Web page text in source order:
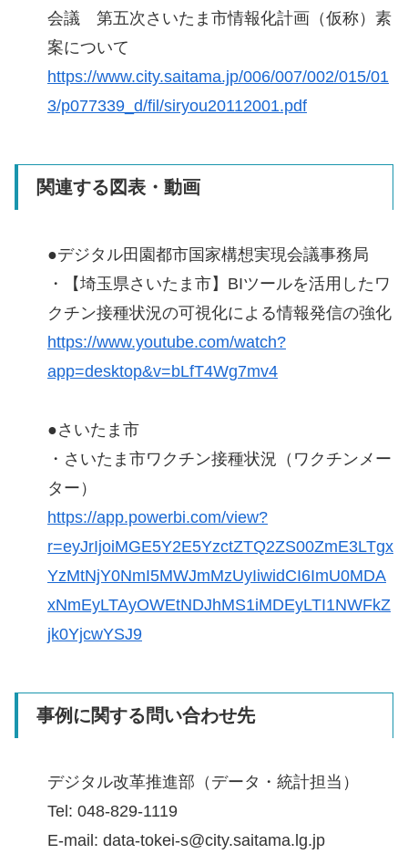
会議 第五次さいたま市情報化計画（仮称）素
案について
https://www.city.saitama.jp/006/007/002/015/01
3/p077339_d/fil/siryou20112001.pdf
関連する図表・動画
●デジタル田園都市国家構想実現会議事務局
・【埼玉県さいたま市】BIツールを活用したワ
クチン接種状況の可視化による情報発信の強化
https://www.youtube.com/watch?
app=desktop&v=bLfT4Wg7mv4
●さいたま市
・さいたま市ワクチン接種状況（ワクチンメー
ター）
https://app.powerbi.com/view?
r=eyJrIjoiMGE5Y2E5YzctZTQ2ZS00ZmE3LTgx
YzMtNjY0NmI5MWJmMzUyIiwidCI6ImU0MDA
xNmEyLTAyOWEtNDJhMS1iMDEyLTI1NWFkZ
jk0YjcwYSJ9
事例に関する問い合わせ先
デジタル改革推進部（データ・統計担当）
Tel: 048-829-1119
E-mail: data-tokei-s@city.saitama.lg.jp